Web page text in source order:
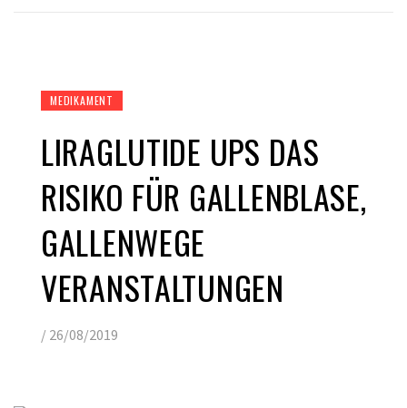
MEDIKAMENT
LIRAGLUTIDE UPS DAS
RISIKO FÜR GALLENBLASE,
GALLENWEGE
VERANSTALTUNGEN
/ 26/08/2019